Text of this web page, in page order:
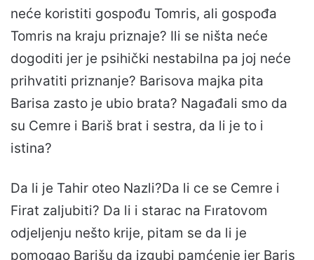
neće koristiti gospođu Tomris, ali gospođa
Tomris na kraju priznaje? Ili se ništa neće
dogoditi jer je psihički nestabilna pa joj neće
prihvatiti priznanje? Barisova majka pita
Barisa zasto je ubio brata? Nagađali smo da
su Cemre i Bariš brat i sestra, da li je to i
istina?
Da li je Tahir oteo Nazli?Da li ce se Cemre i
Firat zaljubiti? Da li i starac na Fıratovom
odjeljenju nešto krije, pitam se da li je
pomogao Barišu da izgubi pamćenje jer Bariş